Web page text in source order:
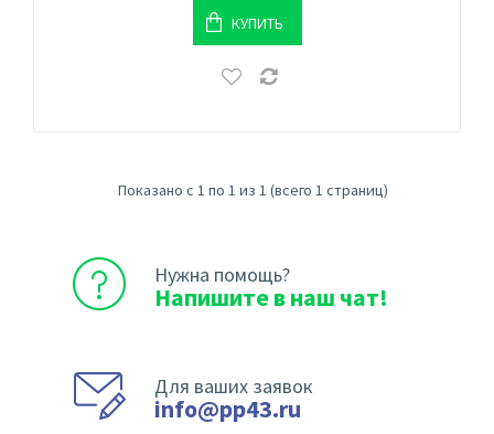
КУПИТЬ
Показано с 1 по 1 из 1 (всего 1 страниц)
Нужна помощь?
Напишите в наш чат!
Для ваших заявок
info@pp43.ru